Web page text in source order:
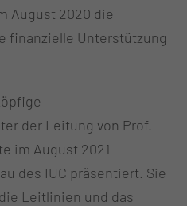
August 2020 die
finanzielle Unterstützung
der Leitung von Prof.
im August 2021
des IUC präsentiert. Sie
Leitlinien und das